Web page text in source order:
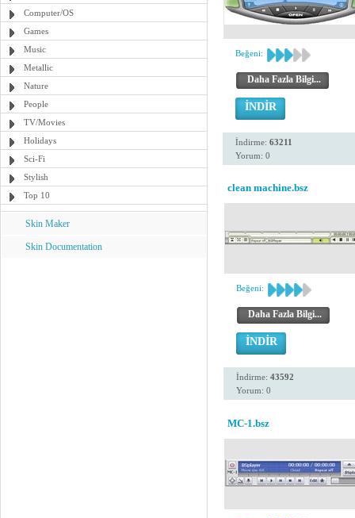
Computer/OS
Games
Music
Metallic
Nature
People
TV/Movies
Holidays
Sci-Fi
Stylish
Top 10
Skin Maker
Skin Documentation
Beğeni:
Daha Fazla Bilgi...
İNDİR
İndirme: 63211
Yorum: 0
clean machine.bsz
Beğeni:
Daha Fazla Bilgi...
İNDİR
İndirme: 43592
Yorum: 0
MC-1.bsz